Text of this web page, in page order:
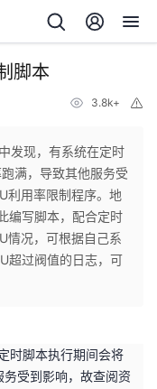
脚本
3.8k+
发现，有系统在定时
满，导致其他服务受
利用率限制程序。地
编写脚本，配合定时
情况，可根据自己系
超过阀值的日志，可
时脚本执行期间会将
受到影响，故查阅资